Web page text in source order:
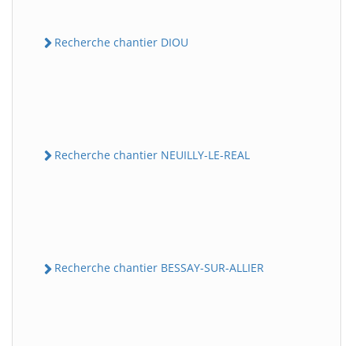
Recherche chantier DIOU
Recherche chantier NEUILLY-LE-REAL
Recherche chantier BESSAY-SUR-ALLIER